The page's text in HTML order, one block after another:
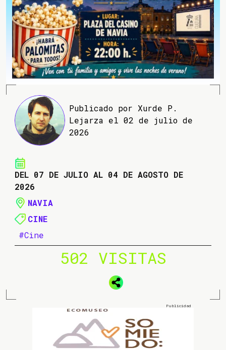
Publicado por Xurde P.
Lejarza el 02 de julio de
2026
DEL 07 DE JULIO AL 04 DE AGOSTO DE
2026
NAVIA
CINE
#Cine
502 VISITAS